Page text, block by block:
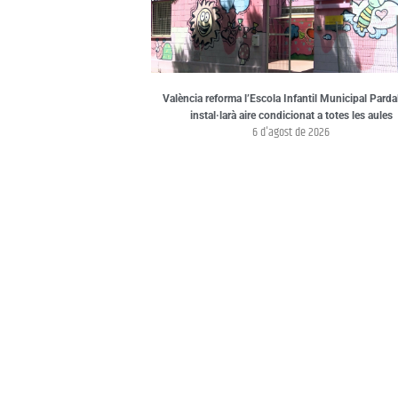
València reforma l’Escola Infantil Municipal
instal·larà aire condicionat a totes les aules
6 d'agost de 2026